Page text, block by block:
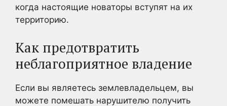
когда настоящие новаторы вступят на их
территорию.
Как предотвратить
неблагоприятное владение
Если вы являетесь землевладельцем, вы
можете помешать нарушителю получить